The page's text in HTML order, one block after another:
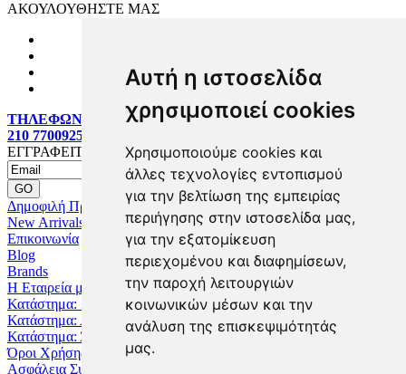
Αυτή η ιστοσελίδα
χρησιμοποιεί cookies
Χρησιμοποιούμε cookies και
άλλες τεχνολογίες εντοπισμού
για την βελτίωση της εμπειρίας
περιήγησης στην ιστοσελίδα μας,
για την εξατομίκευση
περιεχομένου και διαφημίσεων,
την παροχή λειτουργιών
κοινωνικών μέσων και την
ανάλυση της επισκεψιμότητάς
μας.
ΑΚΟΥΛΟΥΘΗΣΤΕ ΜΑΣ
ΤΗΛΕΦΩΝΙΚΕΣ ΠΑΡΑΓΓΕΛΙΕΣ:
210 7700925
ΕΓΓΡΑΦΕΙΤΕ MAILING LIST
Δημοφιλή Προϊόντα
New Arrivals
Επικοινωνία
Blog
Brands
Η Εταιρεία μας
Κατάστημα: Ζωγράφου
Κατάστημα: Αχαρναί
Κατάστημα: Άνω Λιόσια
Όροι Χρήσης
Ασφάλεια Συναλλαγών